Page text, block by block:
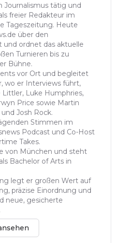
Journalismus tätig und
freier Redakteur im
Tageszeitung. Heute
über den
und ordnet das aktuelle
Turnieren bis zu
Bühne.
vor Ort und begleitet
wo er Interviews führt,
Luke Humphries,
Price sowie Martin
Josh Rock.
Stimmen im
Podcast und Co-Host
Takes.
von München und steht
Bachelor of Arts in
legt er großen Wert auf
präzise Einordnung und
neue, gesicherte